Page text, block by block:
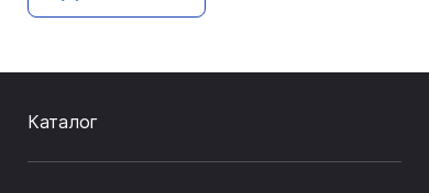
Каталог